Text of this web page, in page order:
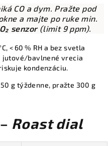
CO a dym. Pražte pod
a majte po ruke min.
senzor(limit 9 ppm).
< 60 % RH a bez svetla
jutové/bavlnené vrecia
kondenzáciu.
g týždenne, pražte 300 g
Roast dial